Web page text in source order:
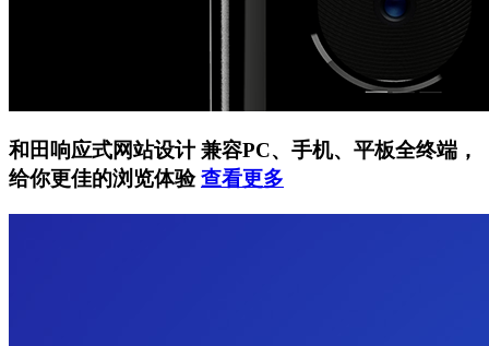
和田响应式网站设计兼容PC、手机、平板全终端，
给你更佳的浏览体验查看更多